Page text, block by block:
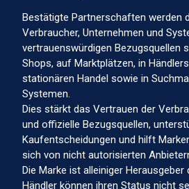
Bestätigte Partnerschaften werden
Verbraucher, Unternehmen und
vertrauenswürdigen Bezugsquellen
Shops, auf Marktplätzen, in
stationären Handel sowie in
Systemen.
Dies stärkt das Vertrauen der
und offizielle Bezugsquellen,
Kaufentscheidungen und hilft
sich von nicht autorisierten
Die Marke ist alleiniger Herausgeber
Händler können ihren Status nicht